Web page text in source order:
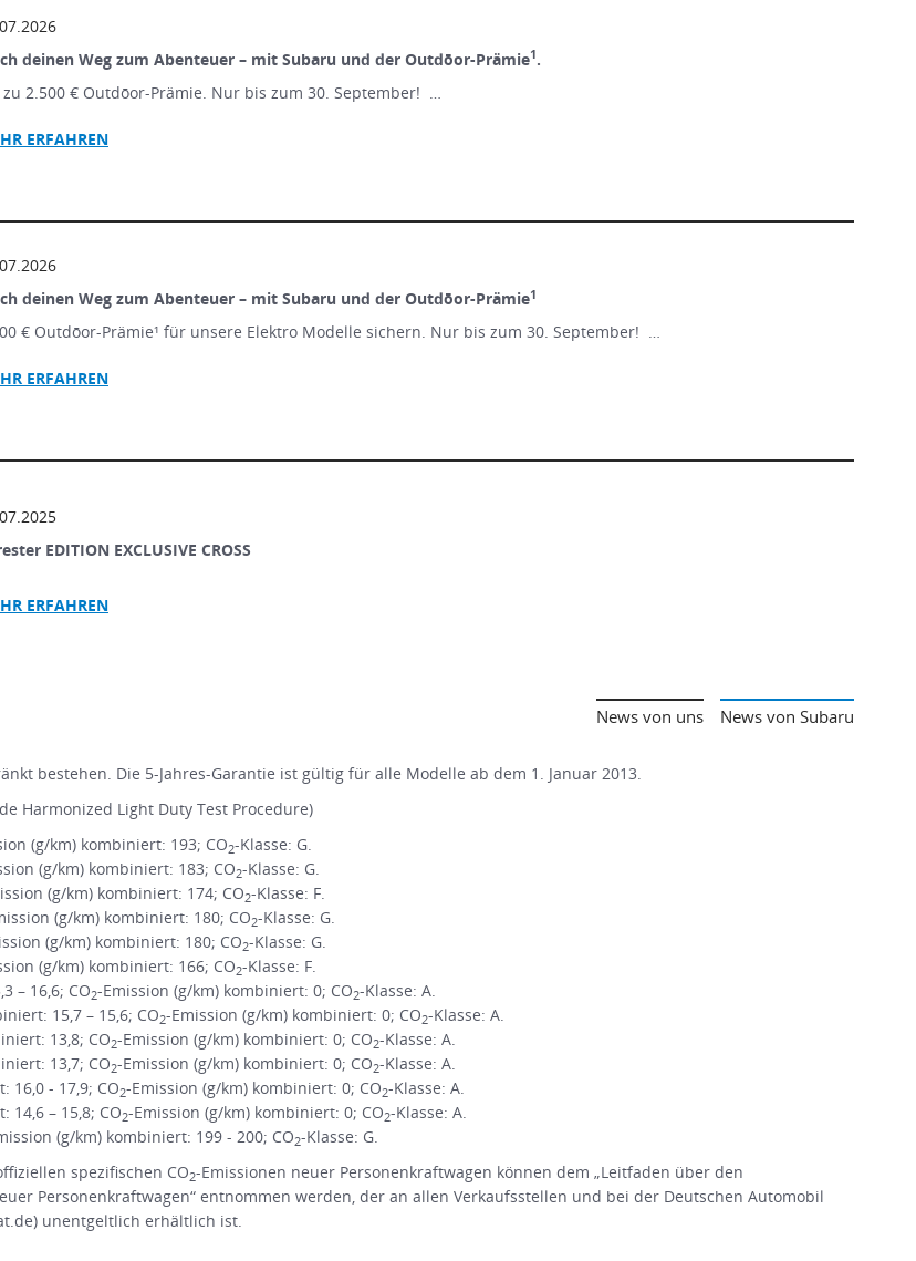
deinen Weg zum Abenteuer – mit Subaru und der Outdōor-Prämie1.
zu 2.500 € Outdōor-Prämie. Nur bis zum 30. September! …
ERFAHREN
deinen Weg zum Abenteuer – mit Subaru und der Outdōor-Prämie1
€ Outdōor-Prämie¹ für unsere Elektro Modelle sichern. Nur bis zum 30. September! …
ERFAHREN
EDITION EXCLUSIVE CROSS
ERFAHREN
News von Subaru
News von uns
bestehen. Die 5-Jahres-Garantie ist gültig für alle Modelle ab dem 1. Januar 2013.
Harmonized Light Duty Test Procedure)
(g/km) kombiniert: 193; CO2-Klasse: G.
(g/km) kombiniert: 183; CO2-Klasse: G.
(g/km) kombiniert: 174; CO2-Klasse: F.
(g/km) kombiniert: 180; CO2-Klasse: G.
(g/km) kombiniert: 180; CO2-Klasse: G.
(g/km) kombiniert: 166; CO2-Klasse: F.
– 16,6; CO2-Emission (g/km) kombiniert: 0; CO2-Klasse: A.
15,7 – 15,6; CO2-Emission (g/km) kombiniert: 0; CO2-Klasse: A.
13,8; CO2-Emission (g/km) kombiniert: 0; CO2-Klasse: A.
13,7; CO2-Emission (g/km) kombiniert: 0; CO2-Klasse: A.
16,0 - 17,9; CO2-Emission (g/km) kombiniert: 0; CO2-Klasse: A.
14,6 – 15,8; CO2-Emission (g/km) kombiniert: 0; CO2-Klasse: A.
(g/km) kombiniert: 199 - 200; CO2-Klasse: G.
spezifischen CO2-Emissionen neuer Personenkraftwagen können dem „Leitfaden über den
Personenkraftwagen“ entnommen werden, der an allen Verkaufsstellen und bei der Deutschen Automobil
unentgeltlich erhältlich ist.